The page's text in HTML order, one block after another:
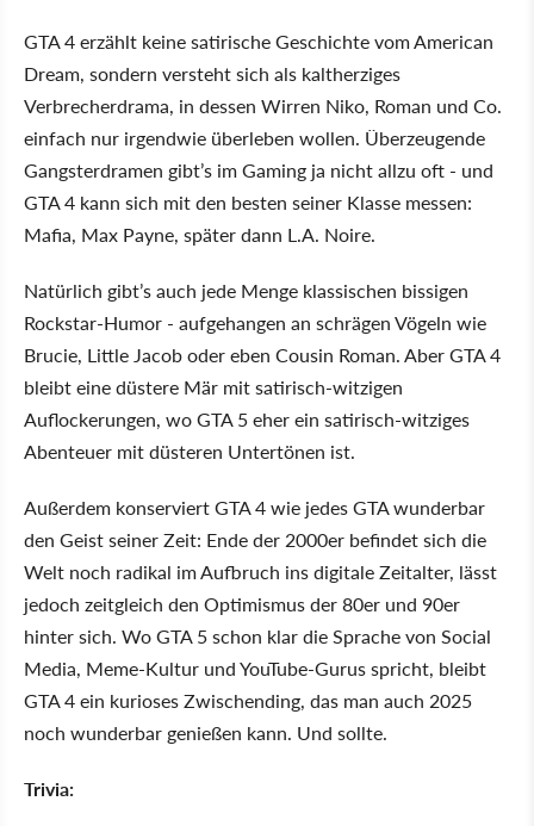
GTA 4 erzählt keine satirische Geschichte vom American
Dream, sondern versteht sich als kaltherziges
Verbrecherdrama, in dessen Wirren Niko, Roman und Co.
einfach nur irgendwie überleben wollen. Überzeugende
Gangsterdramen gibt’s im Gaming ja nicht allzu oft - und
GTA 4 kann sich mit den besten seiner Klasse messen:
Mafia, Max Payne, später dann L.A. Noire.
Natürlich gibt’s auch jede Menge klassischen bissigen
Rockstar-Humor - aufgehangen an schrägen Vögeln wie
Brucie, Little Jacob oder eben Cousin Roman. Aber GTA 4
bleibt eine düstere Mär mit satirisch-witzigen
Auflockerungen, wo GTA 5 eher ein satirisch-witziges
Abenteuer mit düsteren Untertönen ist.
Außerdem konserviert GTA 4 wie jedes GTA wunderbar
den Geist seiner Zeit: Ende der 2000er befindet sich die
Welt noch radikal im Aufbruch ins digitale Zeitalter, lässt
jedoch zeitgleich den Optimismus der 80er und 90er
hinter sich. Wo GTA 5 schon klar die Sprache von Social
Media, Meme-Kultur und YouTube-Gurus spricht, bleibt
GTA 4 ein kurioses Zwischending, das man auch 2025
noch wunderbar genießen kann. Und sollte.
Trivia: